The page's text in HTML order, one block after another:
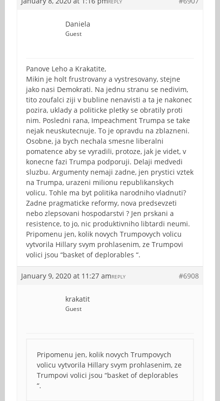
Daniela
Guest
Panove Leho a Krakatite,
Mikin je holt frustrovany a vystresovany, stejne
jako nasi Demokrati. Na jednu stranu se nedivim,
tito zoufalci ziji v bubline nenavisti a ta je nakonec
pozira, uklady a politicke pletky se obratily proti
nim. Posledni rana, Impeachment Trumpa se take
nejak neuskutecnuje. To je opravdu na zblazneni.
Osobne, ja bych nechala smesne liberalni
pomatence aby se vyradili, protoze, jak je videt, v
konecne fazi Trumpa podporuji. Delaji medvedi
sluzbu. Argumenty nemaji zadne, jen prystici vztek
na Trumpa, urazeni milionu republikanskych
volicu. Tohle ma byt politika narodniho vladnuti?
Zadne pragmaticke reformy, nova predsevzeti
nebo zlepsovani hospodarstvi ? Jen prskani a
resistence, to jo, nic produktivniho libtardi neumi.
Pripomenu jen, kolik novych Trumpovych volicu
vytvorila Hillary svym prohlasenim, ze Trumpovi
volici jsou “basket of deplorables “.
January 9, 2020 at 11:27 am #6908
REPLY
krakatit
Guest
Pripomenu jen, kolik novych Trumpovych
volicu vytvorila Hillary svym prohlasenim, ze
Trumpovi volici jsou “basket of deplorables
“.